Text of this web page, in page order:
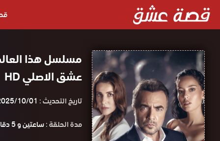
عشق الاصلي HD
تاريخ التحديث : 10/01
مدة الحلقة :ساعتين و 5 دقائق